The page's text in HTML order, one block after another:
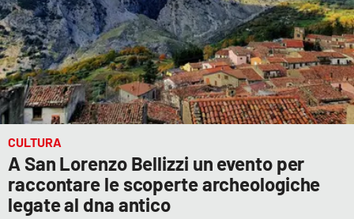
Politica
Sanità
Società
Sport
RUBRICHE
CULTURA
A San Lorenzo Bellizzi un evento per
raccontare le scoperte archeologiche
legate al dna antico